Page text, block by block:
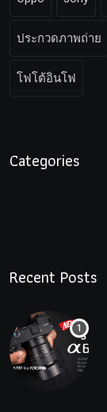
ประกวดภาพถ่าย
โฟโต้อินโฟ
Categories
Recent Posts